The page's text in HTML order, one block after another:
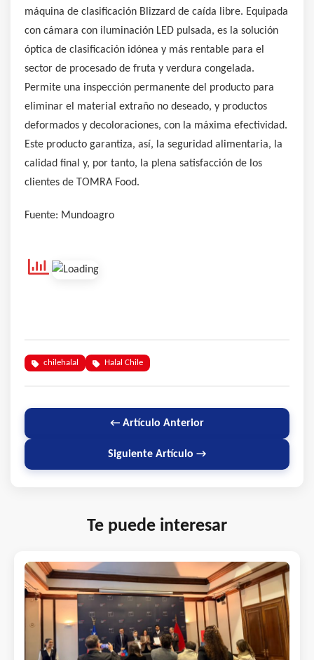
máquina de clasificación Blizzard de caída libre. Equipada
con cámara con iluminación LED pulsada, es la solución
óptica de clasificación idónea y más rentable para el
sector de procesado de fruta y verdura congelada.
Permite una inspección permanente del producto para
eliminar el material extraño no deseado, y productos
deformados y decoloraciones, con la máxima efectividad.
Este producto garantiza, así, la seguridad alimentaria, la
calidad final y, por tanto, la plena satisfacción de los
clientes de TOMRA Food.
Fuente: Mundoagro
chilehalal Halal Chile
← Artículo Anterior
Siguiente Artículo →
Te puede interesar